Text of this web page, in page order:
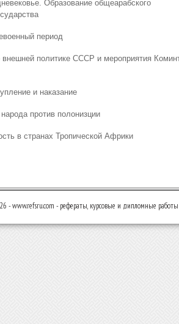
Образование общеарабского
период
внешней политике СССР и мероприятия
и наказание
против полонизции
в странах Тропической Африки
- www.refsru.com - рефераты, курсовые и дипломные работы